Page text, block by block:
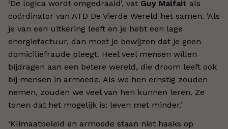
‘De logica wordt omgedraaid’, vat Guy Malfait als
coördinator van ATD De Vierde Wereld het samen. ‘Als
je van een uitkering leeft en je hebt een lage
energiefactuur, dan moet je bewijzen dat je geen
domiciliefraude pleegt. Heel veel mensen willen
bijdragen aan een betere wereld, die droom leeft ook
bij mensen in armoede. Als we hen ernstig zouden
nemen, zouden we veel van hen kunnen leren. Ze
tonen dat het mogelijk is: leven met minder.’
‘Klimaatbeleid en armoede staan niet haaks op